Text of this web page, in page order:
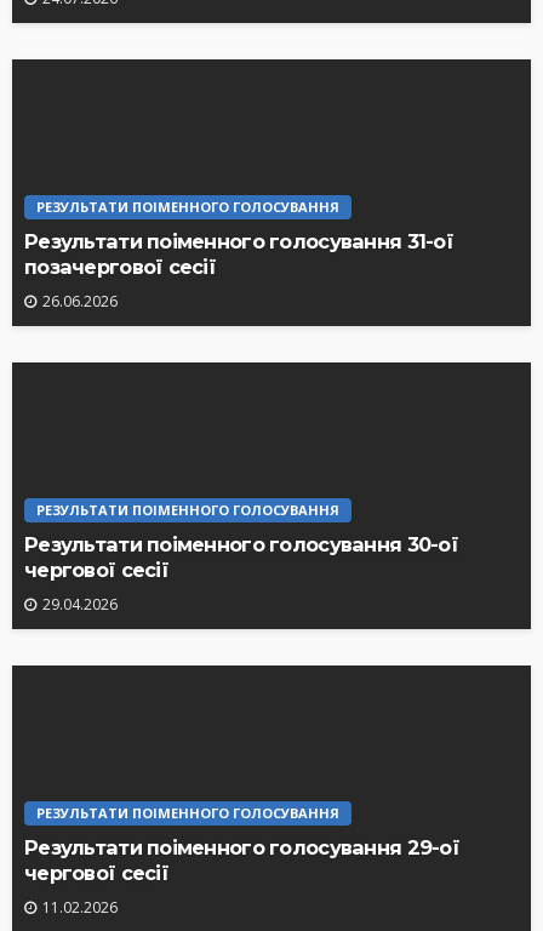
РЕЗУЛЬТАТИ ПОІМЕННОГО ГОЛОСУВАННЯ
Результати поіменного голосування 31-ої
позачергової сесії
26.06.2026
РЕЗУЛЬТАТИ ПОІМЕННОГО ГОЛОСУВАННЯ
Результати поіменного голосування 30-ої
чергової сесії
29.04.2026
РЕЗУЛЬТАТИ ПОІМЕННОГО ГОЛОСУВАННЯ
Результати поіменного голосування 29-ої
чергової сесії
11.02.2026